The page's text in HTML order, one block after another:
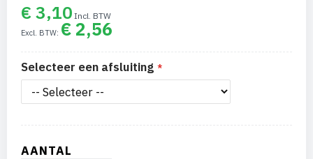
€ 3,10
€ 2,56
Selecteer een afsluiting
AANTAL